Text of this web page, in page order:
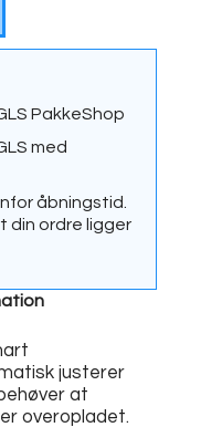
PakkeShop
med
åbningstid.
din ordre ligger
justerer
at
overopladet.